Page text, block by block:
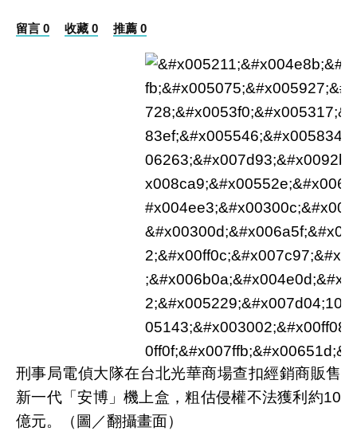
留言 0 收藏 0 推薦 0
刑事局電偵大隊在台北光華商場查扣經銷商販售
新一代「安博」機上盒，粗估侵權不法獲利約10
億元。（圖／翻攝畫面）